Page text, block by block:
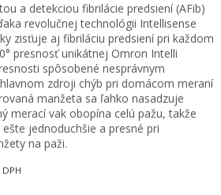
a detekciou fibrilácie predsiení (AFib)
revolučnej technológii Intellisense
zisťuje aj fibriláciu predsiení pri každom
presnosť unikátnej Omron Intelli
spôsobené nesprávnym
zdroji chýb pri domácom meraní
manžeta sa ľahko nasadzuje
merací vak obopína celú pažu, takže
jednoduchšie a presné pri
na paži.